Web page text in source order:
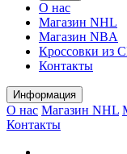
О нас
Магазин NHL
Магазин NBA
Кроссовки из
Контакты
Информация
О нас Магазин NHL
Контакты